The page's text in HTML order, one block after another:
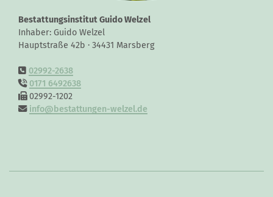
Bestattungsinstitut Guido Welzel
Inhaber: Guido Welzel
Hauptstraße 42b · 34431 Marsberg
02992-2638
0171 6492638
02992-1202
info@bestattungen-welzel.de